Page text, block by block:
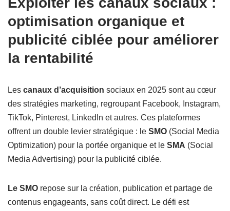
optimisation organique et
publicité ciblée pour améliorer
la rentabilité
Les canaux d’acquisition sociaux en 2025 sont au cœur
des stratégies marketing, regroupant Facebook, Instagram,
TikTok, Pinterest, LinkedIn et autres. Ces plateformes
offrent un double levier stratégique : le SMO (Social Media
Optimization) pour la portée organique et le SMA (Social
Media Advertising) pour la publicité ciblée.
Le SMO repose sur la création, publication et partage de
contenus engageants, sans coût direct. Le défi est